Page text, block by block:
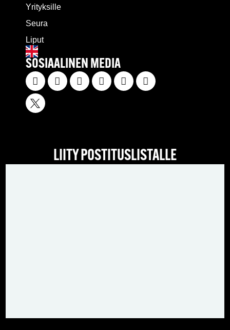
Yrityksille
Seura
Liput
SOSIAALINEN MEDIA
LIITY POSTITUSLISTALLE